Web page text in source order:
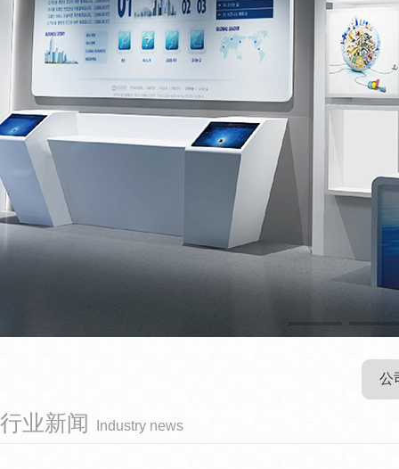
公
行业新闻 Industry news